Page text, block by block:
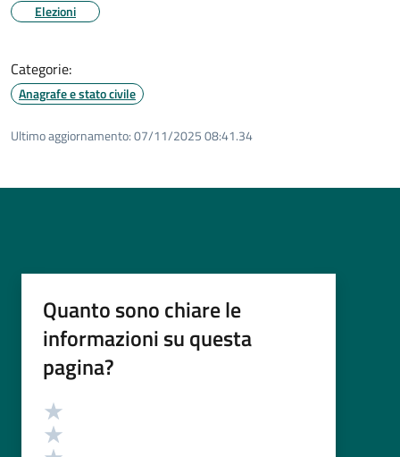
Elezioni
Categorie:
Anagrafe e stato civile
Ultimo aggiornamento:07/11/2025 08:41.34
Quanto sono chiare le
informazioni su questa
pagina?
Valutazione